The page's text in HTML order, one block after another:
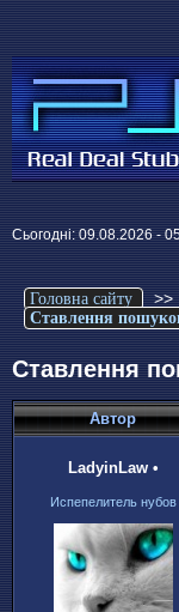
Сьогодні: 09.08.2026 -
Головна сайту
Ставлення
Ставлення
Автор
LadyinLaw •
Испепелитель нубов